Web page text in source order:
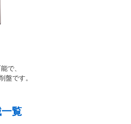
で、
盤です。
覧